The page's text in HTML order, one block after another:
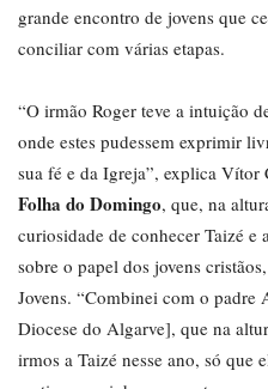
grande encontro de jovens que
conciliar com várias etapas.
“O irmão Roger teve a intuição
onde estes pudessem exprimir
sua fé e da Igreja”, explica Vítor
Folha do Domingo, que, na
curiosidade de conhecer Taizé
sobre o papel dos jovens
Jovens. “Combinei com o padre
Diocese do Algarve], que na
irmos a Taizé nesse ano, só que